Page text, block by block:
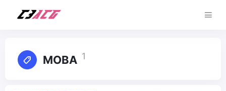
MOBA 1